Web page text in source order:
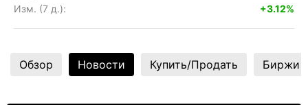
Изм. (7 д.):
+3.12%
Обзор Новости Купить/Продать Биржи